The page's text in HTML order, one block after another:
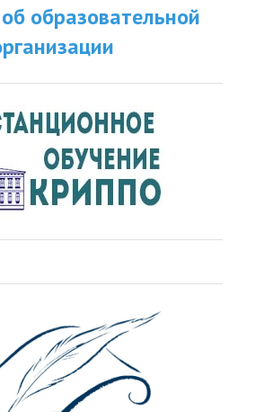
образовательной